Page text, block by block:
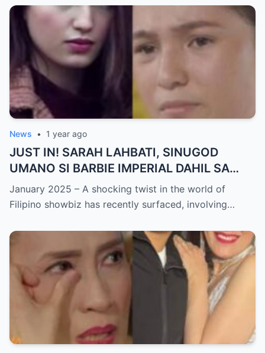
News • 1 year ago
JUST IN! SARAH LAHBATI, SINUGOD
UMANO SI BARBIE IMPERIAL DAHIL SA
ISYU NG PANG-AAGAW KAY RICHARD
GUTIERREZ! Matinding Komprontasyon,
SHOCKED sa Lihim na Girian!
January 2025 – A shocking twist in the world of
Filipino showbiz has recently surfaced, involving…